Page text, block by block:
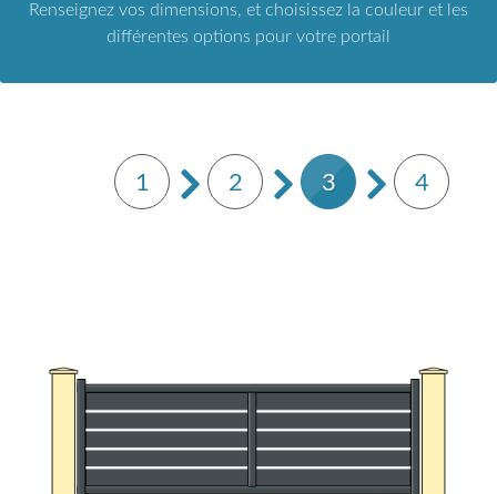
Renseignez vos dimensions, et choisissez la couleur et les
différentes options pour votre portail
1 2 3 4